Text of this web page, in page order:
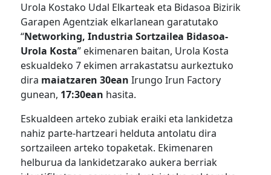
Urola Kostako Udal Elkarteak eta Bidasoa Bizirik
Garapen Agentziak elkarlanean garatutako
“Networking, Industria Sortzailea Bidasoa-
Urola Kosta” ekimenaren baitan, Urola Kosta
eskualdeko 7 ekimen arrakastatsu aurkeztuko
dira maiatzaren 30ean Irungo Irun Factory
gunean, 17:30ean hasita.
Eskualdeen arteko zubiak eraiki eta lankidetza
nahiz parte-hartzeari helduta antolatu dira
sortzaileen arteko topaketak. Ekimenaren
helburua da lankidetzarako aukera berriak